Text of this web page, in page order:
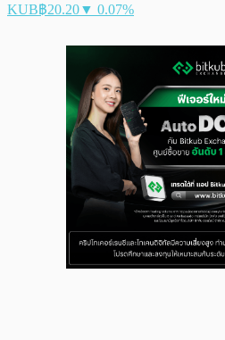
KUB฿20.20▼ 0.07%